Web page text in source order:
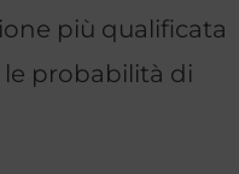
più qualificata
probabilità di